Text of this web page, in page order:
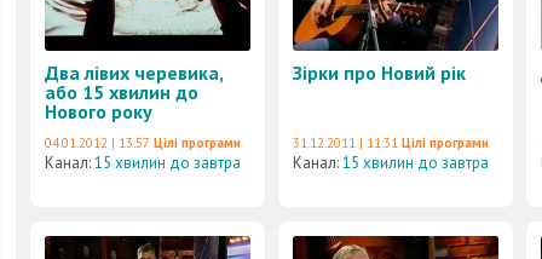
Два лівих черевика,
або 15 хвилин до
Нового року
04.01.2012 | 13:57 Цілі програми
Канал:15 хвилин до завтра
Зірки про Новий рік
31.12.2011 | 11:31 Цілі програми
Канал:15 хвилин до завтра